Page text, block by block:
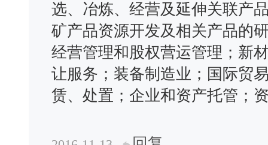
选、冶炼、经营及延伸关联产
矿产品资源开发及相关产品的
经营管理和股权营运管理；新
让服务；装备制造业；国际贸
赁、处置；企业和资产托管；